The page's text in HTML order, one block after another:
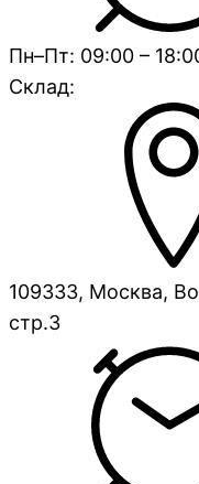
Пн–Пт: 09:00 –
Склад:
109333, Москва,
стр.3